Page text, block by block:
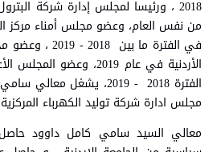
2018 ، ورئيسا لمجلس إدارة شركة
من نفس العام، وعضو مجلس أمناء مركز
في الفترة ما بين
الأردنية في عام 2019،
الفترة 2018 - 2019،
يشغل معالي سامي
مجلس ادارة شركة توليد الكهرباء
معالي السيد سامي كامل داوود